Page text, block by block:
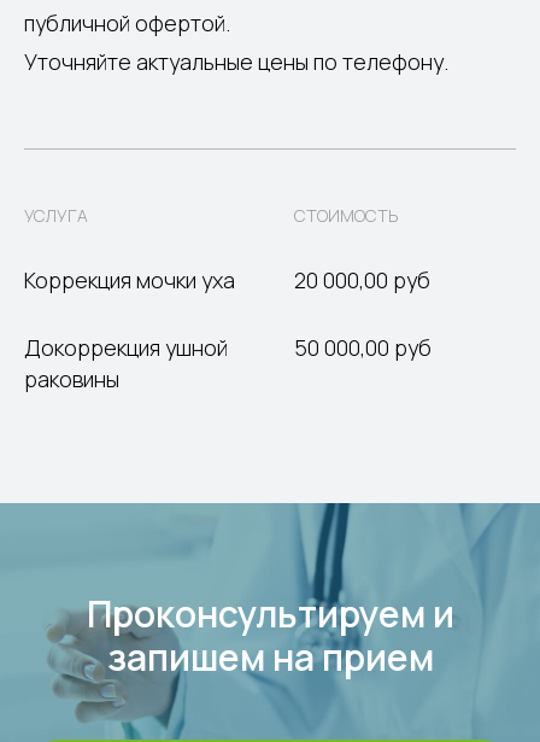
публичной офертой.
Уточняйте актуальные цены по телефону.
УСЛУГА СТОИМОСТЬ
Коррекция мочки уха 20 000,00 руб
Докоррекция ушной
раковины
50 000,00 руб
Проконсультируем и
запишем на прием